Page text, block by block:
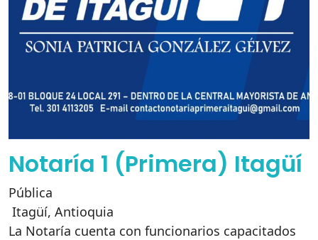
Notaría 1 (Primera) Itagüí
Pública
Itagüí, Antioquia
La Notaría cuenta con funcionarios capacitados